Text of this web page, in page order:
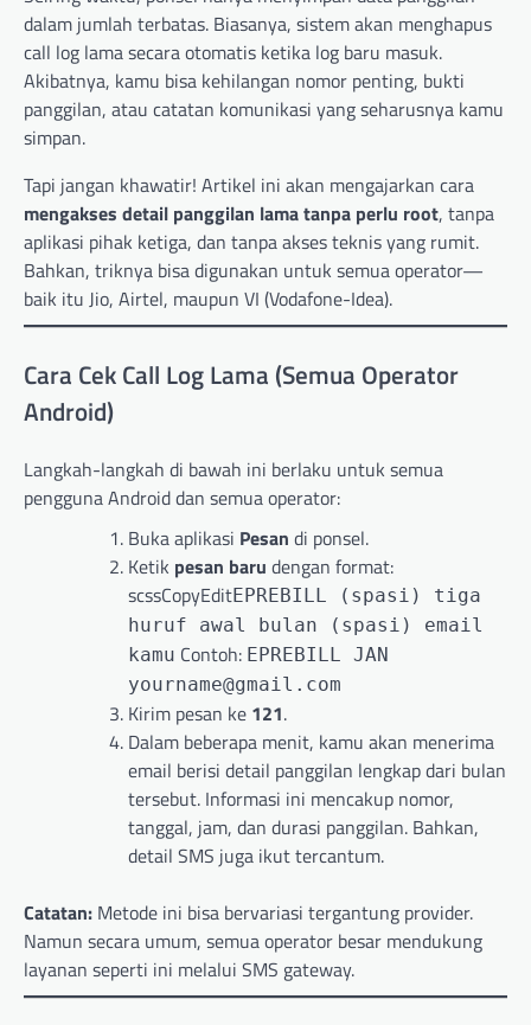
dalam jumlah terbatas. Biasanya, sistem akan menghapus
call log lama secara otomatis ketika log baru masuk.
Akibatnya, kamu bisa kehilangan nomor penting, bukti
panggilan, atau catatan komunikasi yang seharusnya kamu
simpan.
Tapi jangan khawatir! Artikel ini akan mengajarkan cara
mengakses detail panggilan lama tanpa perlu root, tanpa
aplikasi pihak ketiga, dan tanpa akses teknis yang rumit.
Bahkan, triknya bisa digunakan untuk semua operator—
baik itu Jio, Airtel, maupun VI (Vodafone-Idea).
Cara Cek Call Log Lama (Semua Operator
Android)
Langkah-langkah di bawah ini berlaku untuk semua
pengguna Android dan semua operator:
Buka aplikasi Pesan di ponsel.
Ketik pesan baru dengan format:
scssCopyEditEPREBILL (spasi) tiga
huruf awal bulan (spasi) email
kamu Contoh: EPREBILL JAN
yourname@gmail.com
Kirim pesan ke 121.
Dalam beberapa menit, kamu akan menerima
email berisi detail panggilan lengkap dari bulan
tersebut. Informasi ini mencakup nomor,
tanggal, jam, dan durasi panggilan. Bahkan,
detail SMS juga ikut tercantum.
Catatan: Metode ini bisa bervariasi tergantung provider.
Namun secara umum, semua operator besar mendukung
layanan seperti ini melalui SMS gateway.